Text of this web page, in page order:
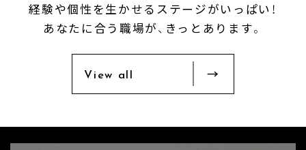
経験や個性を生かせるステージがいっぱい！
あなたに合う職場が、きっとあります。
View all